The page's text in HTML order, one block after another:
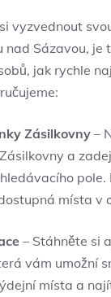
vyzvednout
Sázavou, je
jak rychle
Zásilkovny –
a
pole.
místa v
– Stáhněte si
vám umožní
místa a